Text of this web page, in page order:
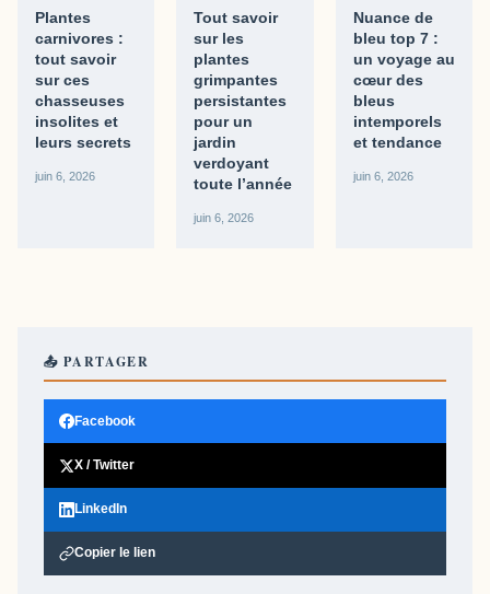
Plantes
carnivores :
tout savoir
sur ces
chasseuses
insolites et
leurs secrets
juin 6, 2026
Tout savoir
sur les
plantes
grimpantes
persistantes
pour un
jardin
verdoyant
toute l’année
juin 6, 2026
Nuance de
bleu top 7 :
un voyage au
cœur des
bleus
intemporels
et tendance
juin 6, 2026
📤 PARTAGER
Facebook
X / Twitter
LinkedIn
Copier le lien